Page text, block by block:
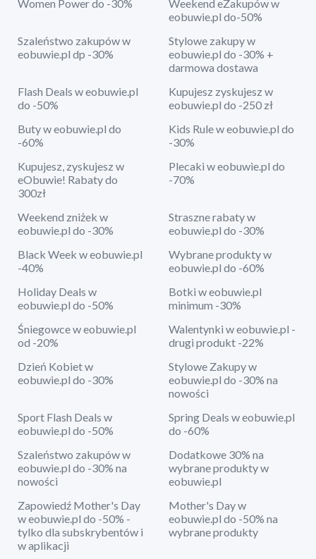
Women Power do -30%
Weekend eZakupów w
eobuwie.pl do-50%
Szaleństwo zakupów w
eobuwie.pl dp -30%
Stylowe zakupy w
eobuwie.pl do -30% +
darmowa dostawa
Flash Deals w eobuwie.pl
do -50%
Kupujesz zyskujesz w
eobuwie.pl do -250 zł
Buty w eobuwie.pl do
-60%
Kids Rule w eobuwie.pl do
-30%
Kupujesz, zyskujesz w
eObuwie! Rabaty do
300zł
Plecaki w eobuwie.pl do
-70%
Weekend zniżek w
eobuwie.pl do -30%
Straszne rabaty w
eobuwie.pl do -30%
Black Week w eobuwie.pl
-40%
Wybrane produkty w
eobuwie.pl do -60%
Holiday Deals w
eobuwie.pl do -50%
Botki w eobuwie.pl
minimum -30%
Śniegowce w eobuwie.pl
od -20%
Walentynki w eobuwie.pl -
drugi produkt -22%
Dzień Kobiet w
eobuwie.pl do -30%
Stylowe Zakupy w
eobuwie.pl do -30% na
nowości
Sport Flash Deals w
eobuwie.pl do -50%
Spring Deals w eobuwie.pl
do -60%
Szaleństwo zakupów w
eobuwie.pl do -30% na
nowości
Dodatkowe 30% na
wybrane produkty w
eobuwie.pl
Zapowiedź Mother's Day
w eobuwie.pl do -50% -
tylko dla subskrybentów i
w aplikacji
Mother's Day w
eobuwie.pl do -50% na
wybrane produkty